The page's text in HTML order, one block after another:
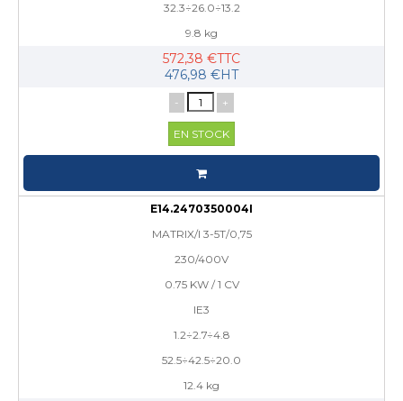
32.3÷26.0÷13.2
9.8 kg
572,38 €TTC
476,98 €HT
- +
EN STOCK
E14.2470350004I
MATRIX/I 3-5T/0,75
230/400V
0.75 KW / 1 CV
IE3
1.2÷2.7÷4.8
52.5÷42.5÷20.0
12.4 kg